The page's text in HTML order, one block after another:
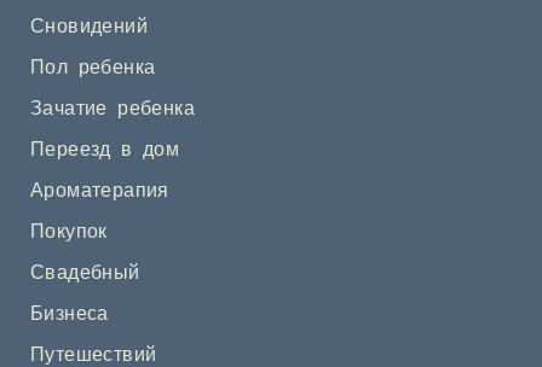
Сновидений
Пол ребенка
Зачатие ребенка
Переезд в дом
Ароматерапия
Покупок
Свадебный
Бизнеса
Путешествий